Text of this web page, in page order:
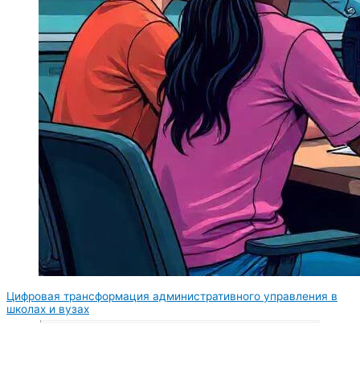
Цифровая трансформация административного управления в
школах и вузах